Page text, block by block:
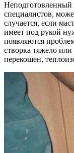
Неподготовленный
специалистов,
случается, если
имеет под рукой
появляются
створка тяжело
перекошен,